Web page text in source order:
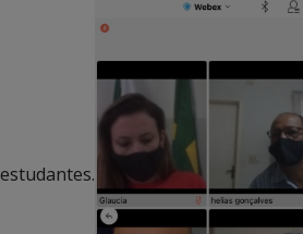
estudantes.